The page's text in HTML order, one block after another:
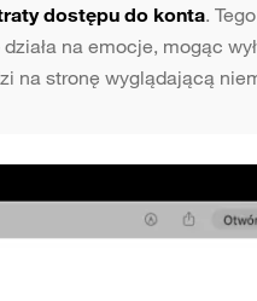
dostępu do konta.
na emocje, mogąc
na stronę wyglądającą